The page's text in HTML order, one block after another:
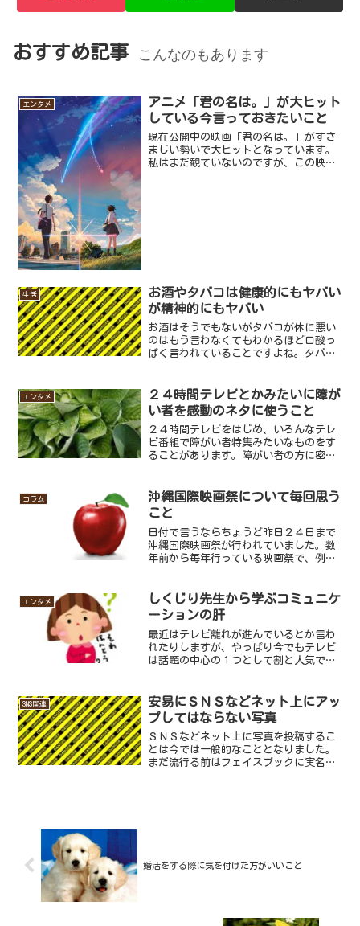
おすすめ記事 こんなのもあります
エンタメ
アニメ「君の名は。」が大ヒット
している今言っておきたいこと
現在公開中の映画「君の名は。」がすさ
まじい勢いで大ヒットとなっています。
私はまだ観ていないのですが、この映画
生活
お酒やタバコは健康的にもヤバい
が精神的にもヤバい
お酒はそうでもないがタバコが体に悪い
のはもう言わなくてもわかるほど口酸っ
ぱく言われていることですよね。タバコ
で、今や百害あって一利なしと言われる
ほどのものだという認識が...
エンタメ
２４時間テレビとかみたいに障が
い者を感動のネタに使うこと
２４時間テレビをはじめ、いろんなテレ
ビ番組で障がい者特集みたいなものをす
ることがあります。障がい者の方に密着
もっとよりそうことができる。と言うの
が表向きの趣旨。しかし実...
コラム
沖縄国際映画祭について毎回思う
こと
日付で言うならちょうど昨日２４日まで
沖縄国際映画祭が行われていました。数
年前から毎年行っている映画祭で、例年
ん。そんな映画祭ですが、私だけかもし
れませんが毎回思うことが...
エンタメ
しくじり先生から学ぶコミュニケ
ーションの肝
最近はテレビ離れが進んでいるとか言わ
れたりしますが、やっぱり今でもテレビ
は話題の中心の１つとして割と人気です
言う番組があります。この番組はゲスト
の失敗談を基に人生の教訓...
SNS関連
安易にＳＮＳなどネット上にアッ
プしてはならない写真
ＳＮＳなどネット上に写真を投稿するこ
とは今では一般的なこととなりました。
まだ流行る前はフェイスブックに実名登
婚活をする際に気を付けた方がいいこと